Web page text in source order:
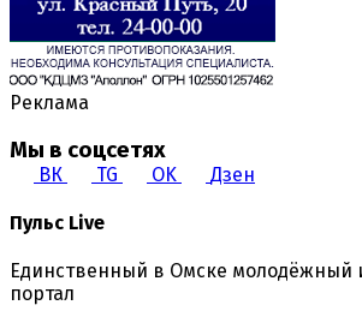
Реклама
Мы в соцсетях
ВК TG OK Дзен
Пульс Live
Единственный в Омске
портал